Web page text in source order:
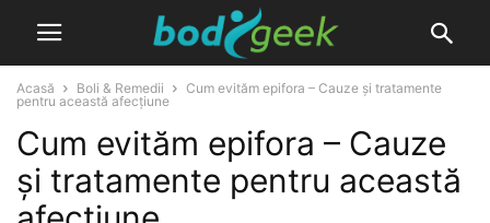
Acasă Boli & Remedii
Cum evităm epifora – Cauze și tratamente
pentru această afecțiune
Cum evităm epifora – Cauze
și tratamente pentru această